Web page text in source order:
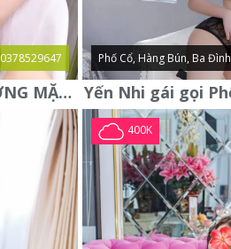
0378529647
MẪN NHI - SOME - GƯƠNG MẶT XINH XẮN -CỰC CHIỀU KHÁCH
Phố Cổ, Hàng Bún, Ba Đình
400K